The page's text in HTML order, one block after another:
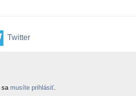
Twitter
sa musíte prihlásiť